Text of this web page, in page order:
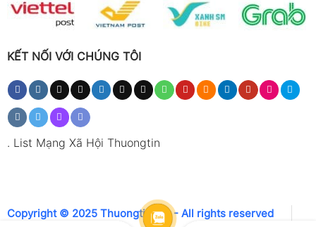
KẾT NỐI VỚI CHÚNG TÔI
. List Mạng Xã Hội Thuongtin
Copyright © 2025 Thuongtin.net - All rights reserved